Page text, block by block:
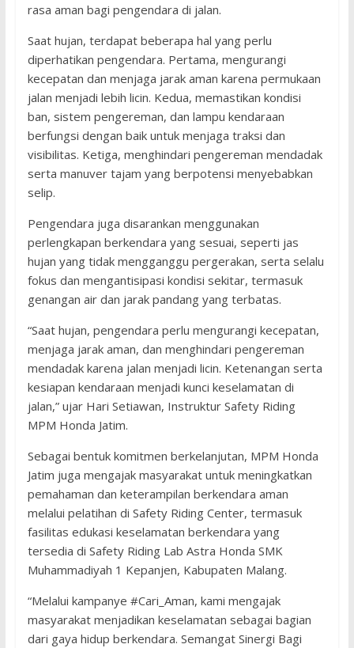
rasa aman bagi pengendara di jalan.
Saat hujan, terdapat beberapa hal yang perlu
diperhatikan pengendara. Pertama, mengurangi
kecepatan dan menjaga jarak aman karena permukaan
jalan menjadi lebih licin. Kedua, memastikan kondisi
ban, sistem pengereman, dan lampu kendaraan
berfungsi dengan baik untuk menjaga traksi dan
visibilitas. Ketiga, menghindari pengereman mendadak
serta manuver tajam yang berpotensi menyebabkan
selip.
Pengendara juga disarankan menggunakan
perlengkapan berkendara yang sesuai, seperti jas
hujan yang tidak mengganggu pergerakan, serta selalu
fokus dan mengantisipasi kondisi sekitar, termasuk
genangan air dan jarak pandang yang terbatas.
“Saat hujan, pengendara perlu mengurangi kecepatan,
menjaga jarak aman, dan menghindari pengereman
mendadak karena jalan menjadi licin. Ketenangan serta
kesiapan kendaraan menjadi kunci keselamatan di
jalan,” ujar Hari Setiawan, Instruktur Safety Riding
MPM Honda Jatim.
Sebagai bentuk komitmen berkelanjutan, MPM Honda
Jatim juga mengajak masyarakat untuk meningkatkan
pemahaman dan keterampilan berkendara aman
melalui pelatihan di Safety Riding Center, termasuk
fasilitas edukasi keselamatan berkendara yang
tersedia di Safety Riding Lab Astra Honda SMK
Muhammadiyah 1 Kepanjen, Kabupaten Malang.
“Melalui kampanye #Cari_Aman, kami mengajak
masyarakat menjadikan keselamatan sebagai bagian
dari gaya hidup berkendara. Semangat Sinergi Bagi